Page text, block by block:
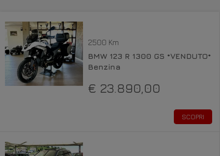
2500 Km
BMW 123 R 1300 GS *VENDUTO*
Benzina
€ 23.890,00
SCOPRI